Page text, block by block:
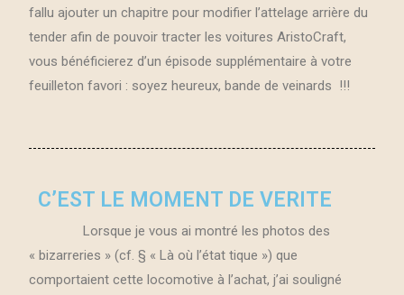
fallu ajouter un chapitre pour modifier l’attelage arrière du
tender afin de pouvoir tracter les voitures AristoCraft,
vous bénéficierez d’un épisode supplémentaire à votre
feuilleton favori : soyez heureux, bande de veinards !!!
C’EST LE MOMENT DE VERITE
Lorsque je vous ai montré les photos des
« bizarreries » (cf. § « Là où l’état tique ») que
comportaient cette locomotive à l’achat, j’ai souligné